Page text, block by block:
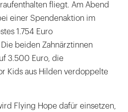
fliegt. Am Abend
einer Spendenaktion im
1.754 Euro
beiden Zahnärztinnen
3.500 Euro, die
Kids aus Hilden verdoppelte
Flying Hope dafür einsetzen,